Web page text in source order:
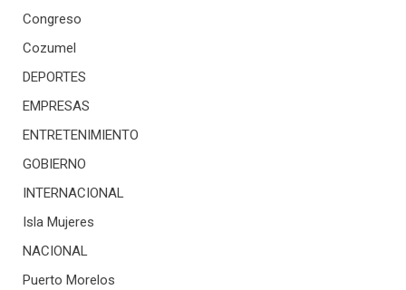
Congreso
Cozumel
DEPORTES
EMPRESAS
ENTRETENIMIENTO
GOBIERNO
INTERNACIONAL
Isla Mujeres
NACIONAL
Puerto Morelos